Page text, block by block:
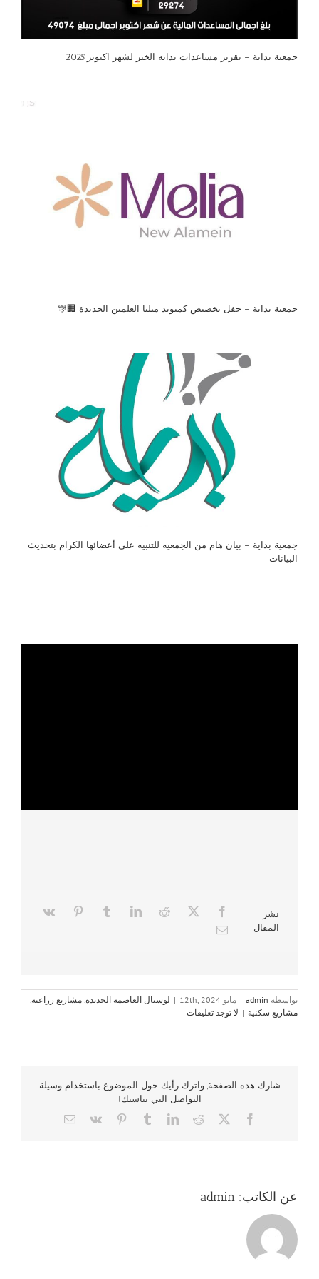
جمعية بداية – تقرير مساعدات بدايه الخير لشهر اكتوبر 2025
جمعية بداية – حفل تخصيص كمبوند ميليا العلمين الجديدة 🏢🎊
جمعية بداية – بيان هام من الجمعيه للتنبيه على أعضائها الكرام بتحديث
البيانات
نشر
المقال
بواسطة admin
| مايو 12th, 2024 | لوسيال العاصمه الجديده مشاريع زراعيه
مشاريع سكنية | لا توجد تعليقات
شارك هذه الصفحة, واترك رأيك حول الموضوع باستخدام وسيلة
التواصل التي تناسبك!
Facebook
X
Reddit
LinkedIn
Tumblr
Pinterest
Vk
Email
عن الكاتب: admin